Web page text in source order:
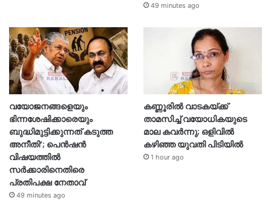
49 minutes ago
വയോജനങ്ങളെയും
ഭിന്നശേഷിക്കാരെയും
ബുദ്ധിമുട്ടിക്കുന്നത് കടുത്ത
അനീതി’; പെൻഷൻ
വിഷയത്തിൽ
സർക്കാരിനെതിരെ
പ്രതിപക്ഷ നേതാവ്
49 minutes ago
കണ്ണൂരിൽ വാടകയ്ക്ക്
താമസിച്ച് വയോധികയുടെ
മാല കവർന്നു; ഒളിവിൽ
കഴിഞ്ഞ യുവതി പിടിയിൽ
1 hour ago